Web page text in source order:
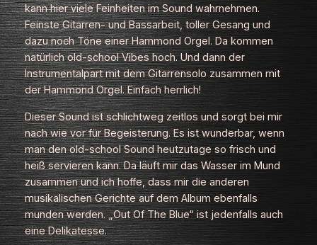
kann hier viele Feinheiten im Sound wahrnehmen.
Feinste Gitarren- und Bassarbeit, toller Gesang und
dazu noch Töne einer Hammond Orgel. Da kommen
natürlich old-school Vibes hoch. Und dann der
Instrumentalpart mit dem Gitarrensolo zusammen mit
der Hammond Orgel. Einfach herrlich!
Dieser Sound ist schlichtweg zeitlos und sorgt bei mir
nach wie vor für Begeisterung. Es ist wunderbar, wenn
man den old-school Sound heutzutage so frisch und
heiß servieren kann. Da läuft mir das Wasser im Mund
zusammen und ich hoffe, dass mir die anderen
musikalischen Gerichte auf dem Album ebenfalls
munden werden. „Out Of The Blue“ ist jedenfalls auch
eine Delikatesse.